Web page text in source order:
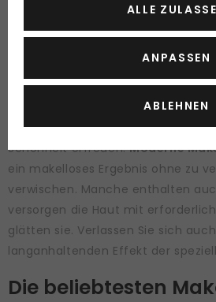
Das Gehemnis des
vollkommenen
Dank dem Fixierer wird das
schnell trocknen und Sie können
sowie den langen
Schönheit erfreuen.Moderne
ein makelloses Ergebnis ohne zu
verwischen. Manche enthalten
versorgen die Haut mit
glätten sie. Verlassen Sie sich
langanhaltenden Effekt der
Die beliebtesten
ALLE
ANPASSEN
ABLEHNEN